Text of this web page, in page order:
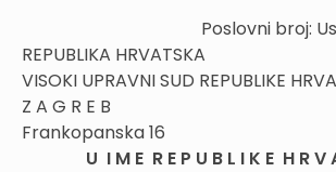
Poslovni broj:
REPUBLIKA HRVATSKA
VISOKI UPRAVNI SUD REPUBLIKE
Z A G R E B
Frankopanska 16
U I M E R E P U B L I K E H R V